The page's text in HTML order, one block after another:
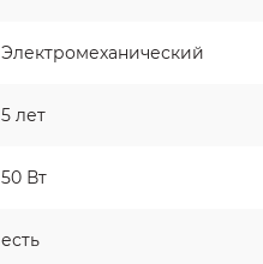
Электромеханический
5 лет
50 Вт
есть